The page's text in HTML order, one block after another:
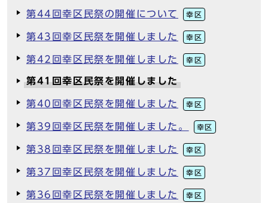
第44回幸区民祭の開催について 幸区
第43回幸区民祭を開催しました 幸区
第42回幸区民祭を開催しました 幸区
第41回幸区民祭を開催しました
第40回幸区民祭を開催しました 幸区
第39回幸区民祭を開催しました。 幸区
第38回幸区民祭を開催しました 幸区
第37回幸区民祭を開催しました 幸区
第36回幸区民祭を開催しました 幸区